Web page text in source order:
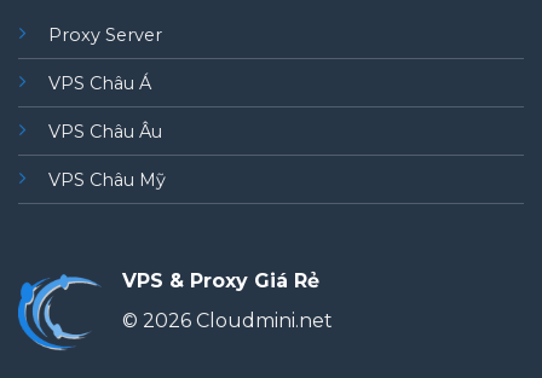
Proxy Server
VPS Châu Á
VPS Châu Âu
VPS Châu Mỹ
VPS & Proxy Giá Rẻ
© 2026 Cloudmini.net